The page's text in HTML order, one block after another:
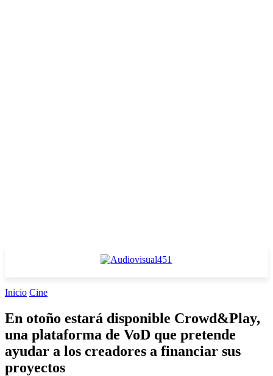
Inicio Cine
En otoño estará disponible Crowd&Play,
una plataforma de VoD que pretende
ayudar a los creadores a financiar sus
proyectos